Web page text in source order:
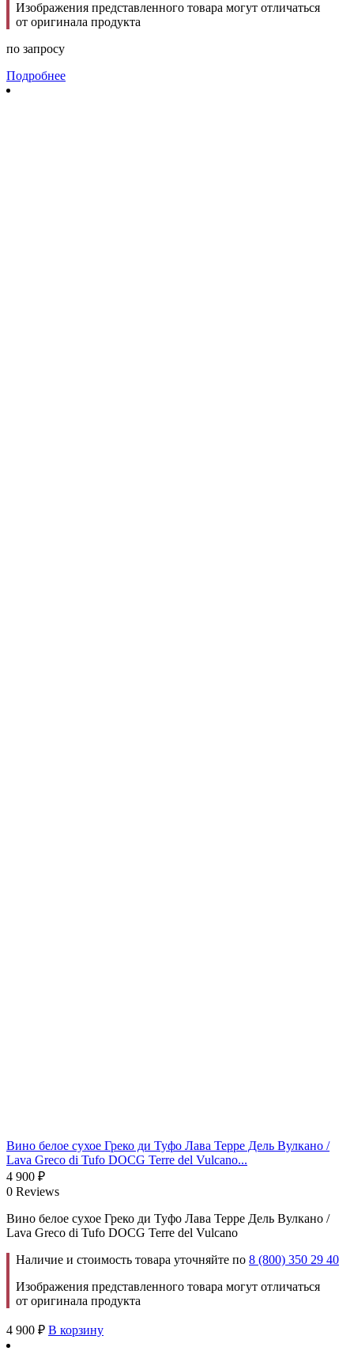
Изображения представленного товара могут отличаться
от оригинала продукта
по запросу
Подробнее
Вино белое сухое Греко ди Туфо Лава Терре Дель Вулкано /
Lava Greco di Tufo DOCG Terre del Vulcano...
4 900 ₽
0 Reviews
Вино белое сухое Греко ди Туфо Лава Терре Дель Вулкано /
Lava Greco di Tufo DOCG Terre del Vulcano
Наличие и стоимость товара уточняйте по 8 (800) 350 29 40
Изображения представленного товара могут отличаться
от оригинала продукта
4 900 ₽ В корзину